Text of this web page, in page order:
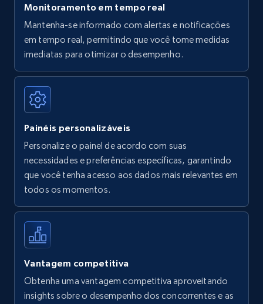
Amazon Reviews
URL, Product name, Product rating, Product
Author name, Asin, and more.
7.4K+ 870+
Walmart - products
Specifications, Image urls, Top reviews, and
more.
5.6K+ 875+
Monitoramento em tempo real
Mantenha-se informado com alertas e notificações
em tempo real, permitindo que você tome medidas
imediatas para otimizar o desempenho.
Painéis personalizáveis
Personalize o painel de acordo com suas
necessidades e preferências específicas, garantindo
que você tenha acesso aos dados mais relevantes em
todos os momentos.
Vantagem competitiva
Obtenha uma vantagem competitiva aproveitando
insights sobre o desempenho dos concorrentes e as